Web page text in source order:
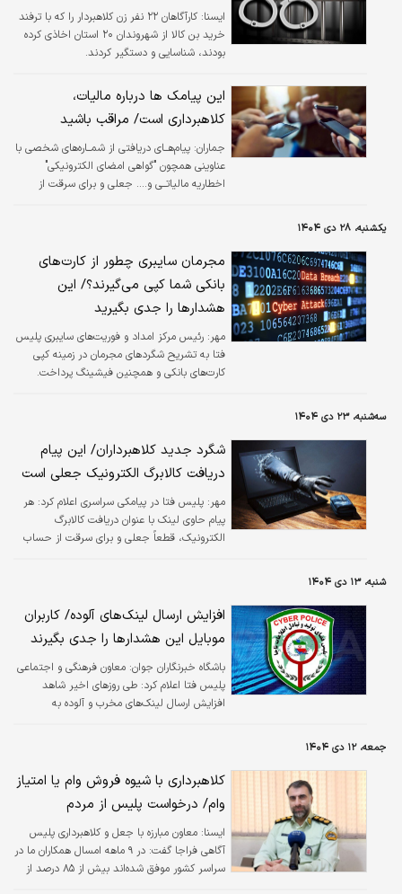
ایسنا:
کارآگاهان ۲۲ نفر زن کلاهبردار را که با ترفند
خرید بن کالا از شهروندان ۲۰ استان اخاذی کرده‌
بودند، شناسایی و دستگیر کردند.
این پیامک ها درباره مالیات،
کلاهبرداری است/ مراقب باشید
جماران: پیام‌هــای دریافتی از شمــاره‌های شخصی با
عناوینی همچون "گواهی امضای الکترونیکی"
اخطاریه مالیاتــی و.... جعلی و برای سرقت از
یکشنبه، ۲۸ دی ۱۴۰۴
مجرمان سایبری چطور از کارت‌های
بانکی شما کپی می‌گیرند؟/ این
هشدار‌ها را جدی بگیرید
مهر: رئیس مرکز امداد و فوریت‌های سایبری پلیس
فتا به تشریح شگردهای مجرمان در زمینه کپی
کارت‌های بانکی و همچنین فیشینگ پرداخت.
سه‌شنبه، ۲۳ دی ۱۴۰۴
شگرد جدید کلاهبرداران/ این پیام
دریافت کالابرگ الکترونیک جعلی است
مهر: پلیس فتا در پیامکی سراسری اعلام کرد: هر
پیام حاوی لینک با عنوان دریافت کالابرگ
الکترونیک، قطعاً جعلی و برای سرقت از حساب
شنبه، ۱۳ دی ۱۴۰۴
افزایش ارسال لینک‌های آلوده/ کاربران
موبایل این هشدارها را جدی بگیرند
باشگاه خبرنگاران جوان: معاون فرهنگی و اجتماعی
پلیس فتا اعلام کرد: طی روز‌های اخیر شاهد
افزایش ارسال لینک‌های مخرب و آلوده به
جمعه، ۱۲ دی ۱۴۰۴
کلاهبرداری با شیوه فروش وام یا امتیاز
وام/ درخواست پلیس از مردم
ایسنا: معاون مبارزه با جعل و کلاهبرداری پلیس
آگاهی فراجا گفت: در ۹ ماهه امسال همکاران ما در
سراسر کشور موفق شده‌اند بیش از ۸۵ درصد از